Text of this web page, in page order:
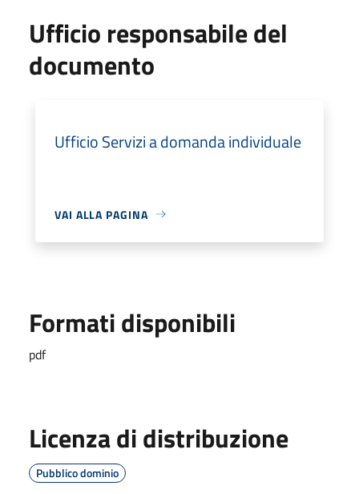
Ufficio responsabile del
documento
Ufficio Servizi a domanda individuale
VAI ALLA PAGINA
Formati disponibili
pdf
Licenza di distribuzione
Pubblico dominio